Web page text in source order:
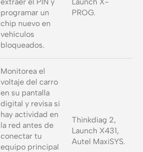
programar un
chip nuevo en
vehículos
bloqueados.
PROG.
Monitorea el
voltaje del carro
en su pantalla
digital y revisa si
hay actividad en
la red antes de
conectar tu
equipo principal
Thinkdiag 2,
Launch X431,
Autel MaxiSYS.